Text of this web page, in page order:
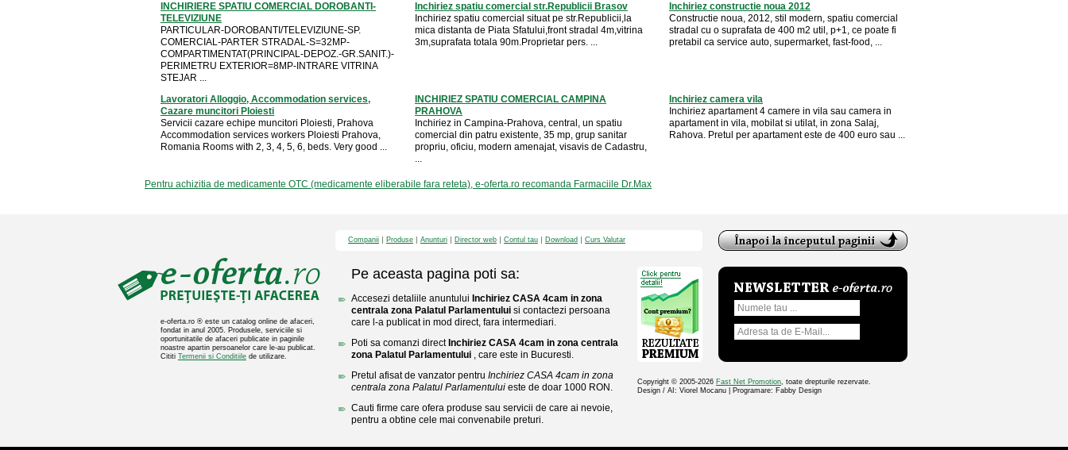
INCHIRIERE SPATIU COMERCIAL DOROBANTI-
TELEVIZIUNE
PARTICULAR-DOROBANTI/TELEVIZIUNE-SP.
COMERCIAL-PARTER STRADAL-S=32MP-
COMPARTIMENTAT(PRINCIPAL-DEPOZ.-GR.SANIT.)-
PERIMETRU EXTERIOR=8MP-INTRARE VITRINA
STEJAR ...
Inchiriez spatiu comercial str.Republicii Brasov
Inchiriez spatiu comercial situat pe str.Republicii,la
mica distanta de Piata Sfatului,front stradal 4m,vitrina
3m,suprafata totala 90m.Proprietar pers. ...
Inchiriez constructie noua 2012
Constructie noua, 2012, stil modern, spatiu comercial
stradal cu o suprafata de 400 m2 util, p+1, ce poate fi
pretabil ca service auto, supermarket, fast-food, ...
Lavoratori Alloggio, Accommodation services,
Cazare muncitori Ploiesti
Servicii cazare echipe muncitori Ploiesti, Prahova
Accommodation services workers Ploiesti Prahova,
Romania Rooms with 2, 3, 4, 5, 6, beds. Very good ...
INCHIRIEZ SPATIU COMERCIAL CAMPINA
PRAHOVA
Inchiriez in Campina-Prahova, central, un spatiu
comercial din patru existente, 35 mp, grup sanitar
propriu, oficiu, modern amenajat, visavis de Cadastru,
...
Inchiriez camera vila
Inchiriez apartament 4 camere in vila sau camera in
apartament in vila, mobilat si utilat, in zona Salaj,
Rahova. Pretul per apartament este de 400 euro sau ...
Pentru achizitia de medicamente OTC (medicamente eliberabile fara reteta), e-oferta.ro recomanda Farmaciile Dr.Max
e-oferta.ro ® este un catalog online de afaceri,
fondat in anul 2005. Produsele, serviciile si
oportunitatile de afaceri publicate in paginile
noastre apartin persoanelor care le-au publicat.
Cititi Termenii si Conditiile de utilizare.
Companii Produse Anunturi Director web Contul tau Download Curs Valutar
Pe aceasta pagina poti sa:
Accesezi detaliile anuntului Inchiriez CASA 4cam in zona
centrala zona Palatul Parlamentului si contactezi persoana
care l-a publicat in mod direct, fara intermediari.
Poti sa comanzi direct Inchiriez CASA 4cam in zona centrala
zona Palatul Parlamentului , care este in Bucuresti.
Pretul afisat de vanzator pentru Inchiriez CASA 4cam in zona
centrala zona Palatul Parlamentului este de doar 1000 RON.
Cauti firme care ofera produse sau servicii de care ai nevoie,
pentru a obtine cele mai convenabile preturi.
Copyright © 2005-2026 Fast Net Promotion, toate drepturile rezervate.
Design / AI: Viorel Mocanu | Programare: Fabby Design